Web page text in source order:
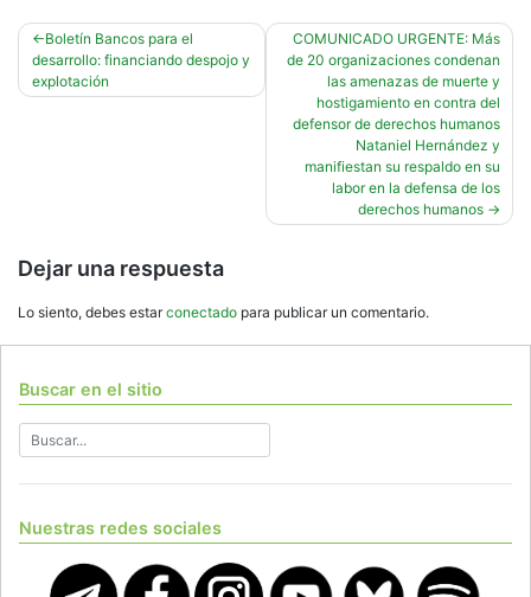
Navegación
de
Boletín Bancos para el
desarrollo: financiando despojo y
explotación
COMUNICADO URGENTE: Más
de 20 organizaciones condenan
las amenazas de muerte y
hostigamiento en contra del
defensor de derechos humanos
Nataniel Hernández y
manifiestan su respaldo en su
labor en la defensa de los
derechos humanos
Dejar una respuesta
Lo siento, debes estarconectado para publicar un comentario.
Buscar en el sitio
Nuestras redes sociales